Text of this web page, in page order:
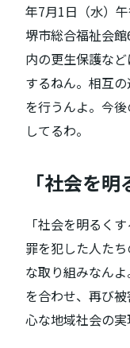
年7月1日（水）
堺市総合福祉会
内の更生保護な
するねん。相互
を行うんよ。今
してるわ。
「社会を
「社会を明るく
罪を犯した人た
な取り組みなん
を合わせ、再び
心な地域社会の実